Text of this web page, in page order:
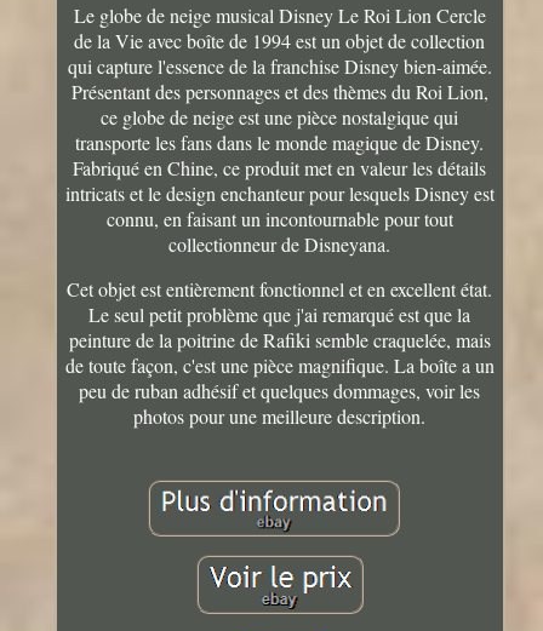
Le globe de neige musical Disney Le Roi Lion Cercle
de la Vie avec boîte de 1994 est un objet de collection
qui capture l'essence de la franchise Disney bien-aimée.
Présentant des personnages et des thèmes du Roi Lion,
ce globe de neige est une pièce nostalgique qui
transporte les fans dans le monde magique de Disney.
Fabriqué en Chine, ce produit met en valeur les détails
intricats et le design enchanteur pour lesquels Disney est
connu, en faisant un incontournable pour tout
collectionneur de Disneyana.
Cet objet est entièrement fonctionnel et en excellent état.
Le seul petit problème que j'ai remarqué est que la
peinture de la poitrine de Rafiki semble craquelée, mais
de toute façon, c'est une pièce magnifique. La boîte a un
peu de ruban adhésif et quelques dommages, voir les
photos pour une meilleure description.